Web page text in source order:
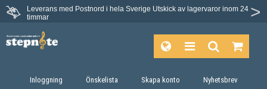
Leverans med Postnord i hela Sverige Utskick av lagervaror inom 24
timmar
Du har 30 dagars ångerrätt.
Inloggning Önskelista Skapa konto Nyhetsbrev